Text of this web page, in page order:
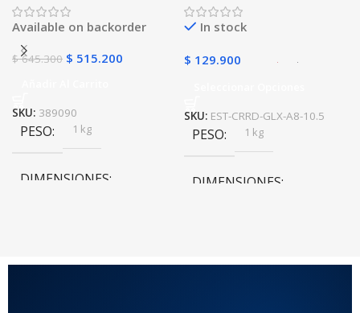
Available on backorder
$645.300 $ 515.200
SKU: 389090
PESO 1 kg
DIMENSIONES
golpes con soporte
In stock
$ 129.900
SKU: EST-CRRD-GLX-A8-10.5
PESO 1 kg
DIMENSIONES
COLOR